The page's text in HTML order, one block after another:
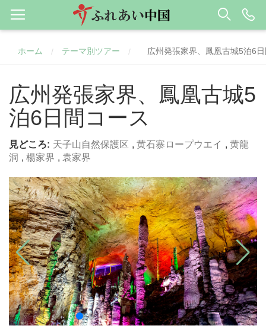
ホーム / テーマ別ツアー / 広州発張家界、鳳凰古城5泊6
広州発張家界、鳳凰古城5
泊6日間コース
見どころ: 天子山自然保護区 , 黄石寨ロープウエイ , 黄龍
洞 , 楊家界 , 袁家界